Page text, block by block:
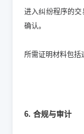
进入纠纷程序的
确认。
所需证明材料包括
6. 合规与审计